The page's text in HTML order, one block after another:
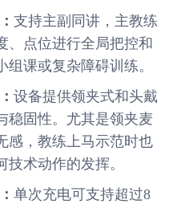
支持主副同讲，主教练
、点位进行全局把控和
课或复杂障碍训练。
设备提供领夹式和头戴
稳固性。尤其是领夹麦
感，教练上马示范时也
术动作的发挥。
单次充电可支持超过8